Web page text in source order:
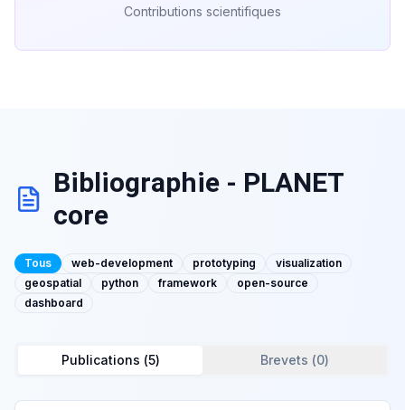
Contributions scientifiques
Bibliographie - PLANET
core
Tous web-development prototyping
visualization
geospatial
python framework
open-source
dashboard
Publications (5) Brevets (0)